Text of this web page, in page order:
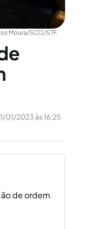
Moura/SCO/STF
01/2023 às 16:25
de ordem